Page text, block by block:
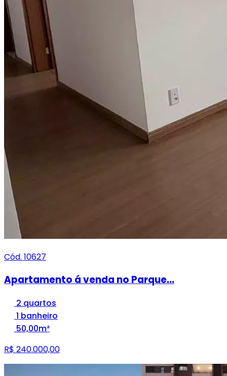
Cód. 10627
Apartamento á venda no Parque...
2 quartos
1 banheiro
50,00m²
R$ 240.000,00